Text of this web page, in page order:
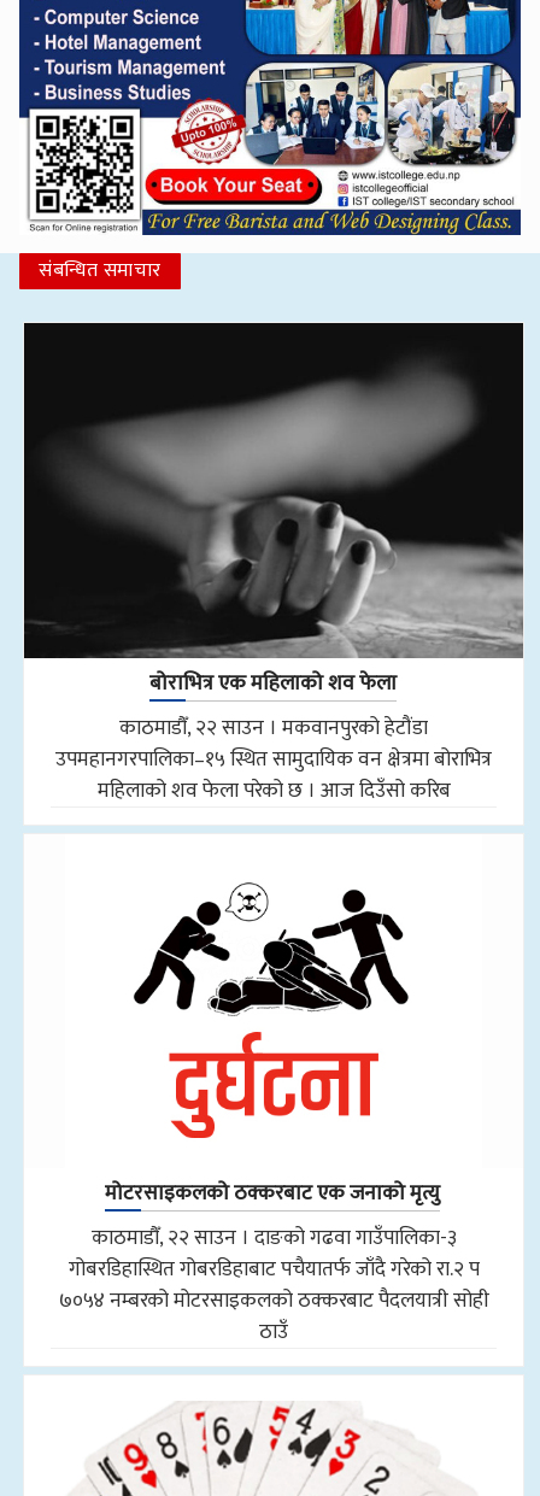
संबन्धित समाचार
बोराभित्र एक महिलाको शव फेला
काठमाडौँ, २२ साउन । मकवानपुरको हेटौंडा
उपमहानगरपालिका–१५ स्थित सामुदायिक वन क्षेत्रमा बोराभित्र
महिलाको शव फेला परेको छ । आज दिउँसो करिब
मोटरसाइकलको ठक्करबाट एक जनाको मृत्यु
काठमाडौँ, २२ साउन । दाङको गढवा गाउँपालिका-३
गोबरडिहास्थित गोबरडिहाबाट पचैयातर्फ जाँदै गरेको रा.२ प
७०५४ नम्बरको मोटरसाइकलको ठक्करबाट पैदलयात्री सोही
ठाउँ